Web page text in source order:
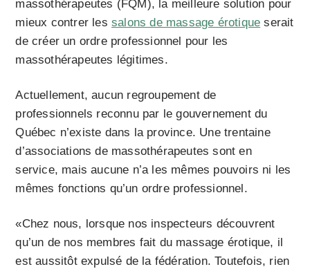
massothérapeutes (FQM), la meilleure solution pour
mieux contrer lessalons de massage érotique serait
de créer un ordre professionnel pour les
massothérapeutes légitimes.
Actuellement, aucun regroupement de
professionnels reconnu par le gouvernement du
Québec n’existe dans la province. Une trentaine
d’associations de massothérapeutes sont en
service, mais aucune n’a les mêmes pouvoirs ni les
mêmes fonctions qu’un ordre professionnel.
«Chez nous, lorsque nos inspecteurs découvrent
qu’un de nos membres fait du massage érotique, il
est aussitôt expulsé de la fédération. Toutefois, rien